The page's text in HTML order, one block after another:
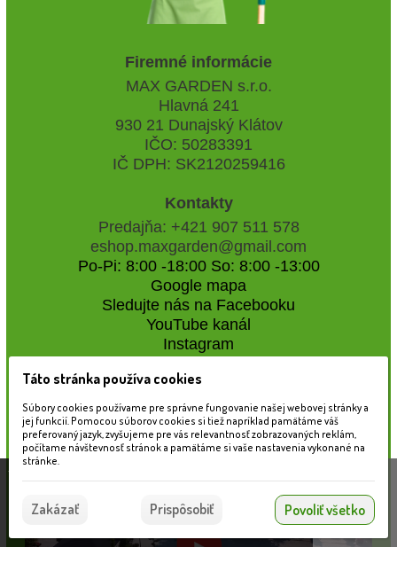
Firemné informácie
MAX GARDEN s.r.o.
Hlavná 241
930 21 Dunajský Klátov
IČO: 50283391
IČ DPH: SK2120259416
Kontakty
Predajňa: +421 907 511 578
eshop.maxgarden@gmail.com
Po-Pi: 8:00 -18:00 So: 8:00 -13:00
Google mapa
Sledujte nás na Facebooku
YouTube kanál
Instagram
Naše záhradné centrum
Táto stránka používa súbory cookies, ktoré nám
pomáhajú poskytovať služby. Používaním našich
služieb vyjadrujete súhlas s používaním súborov
Súhlasím
Táto stránka používa cookies
Súbory cookies používame pre správne fungovanie našej webovej stránky a
jej funkcií. Pomocou súborov cookies si tiež napríklad pamätáme váš
preferovaný jazyk, zvyšujeme pre vás relevantnosť zobrazovaných reklám,
počítame návštevnosť stránok a pamätáme si vaše nastavenia vykonané na
stránke.
Zakázať Prispôsobiť Povoliť všetko